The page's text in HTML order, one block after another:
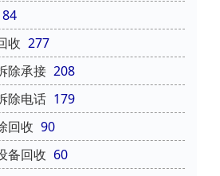
84
收 277
除承接 208
除电话 179
回收 90
备回收 60